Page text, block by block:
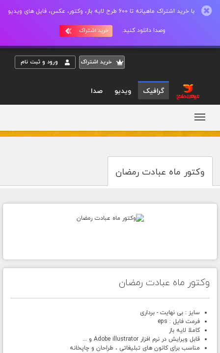
با خرید اشتراک ماهیانه تا 600 طرح لایه باز، وکتور، عکس، فایل های ویدیو
وصدا دانلود کنید. خرید اشتراک
خريد اشتراک ورود و ثبت نام
گرافیک ویدیو صدا
وکتور ماه عبادت رمضان
وکتور ماه عبادت رمضان
سایز : بی نهایت - برداری
فرمت فایل : eps
کاملا لایه باز
قابل ویرایش در نرم افزار Adobe illustrator و ...
مناسب برای کانون های تبلیغاتی ، طراحان و چاپخانه